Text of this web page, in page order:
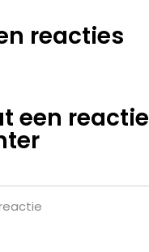
reacties
een reactie